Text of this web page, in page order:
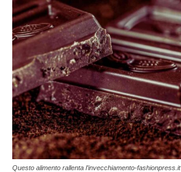
Questo alimento rallenta l’invecchiamento-fashionpress.it